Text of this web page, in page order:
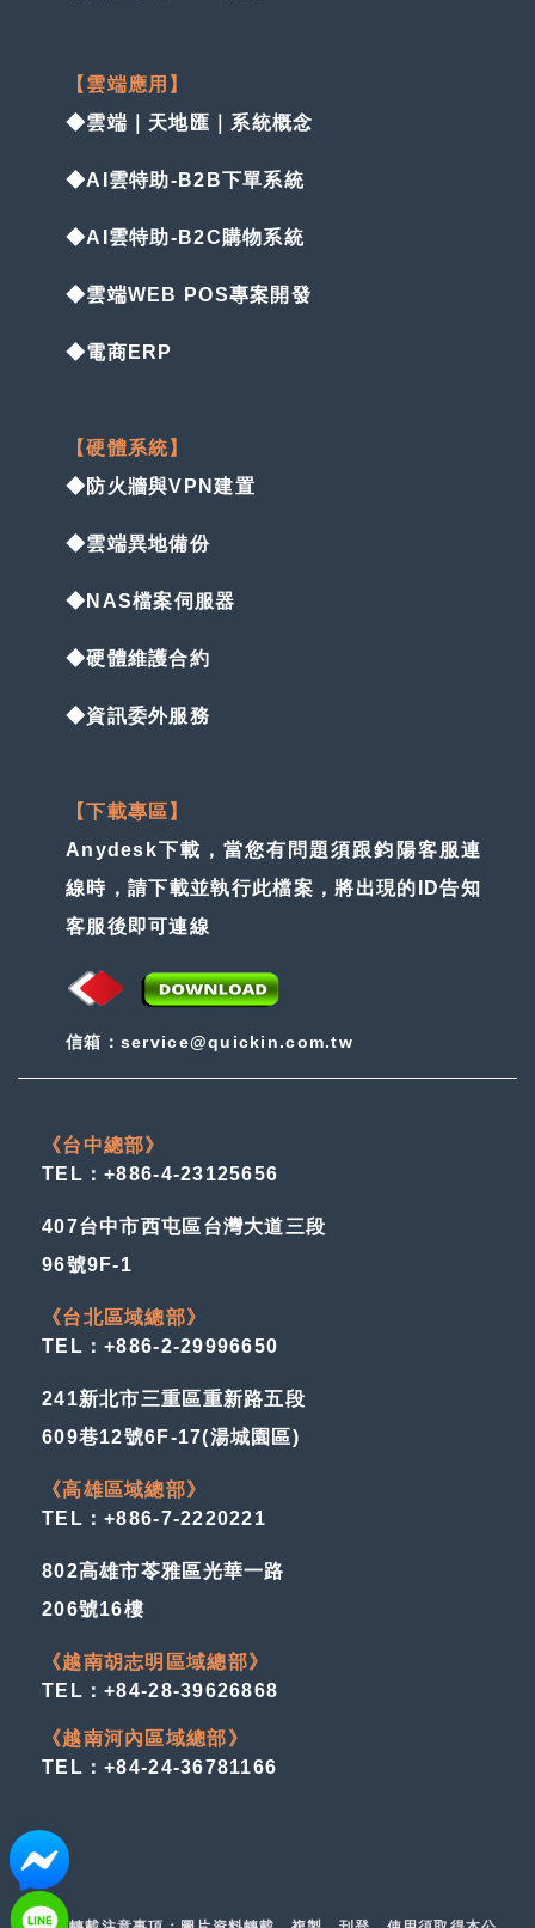
【雲端應用】
◆雲端｜天地匯｜系統概念
◆AI雲特助-B2B下單系統
◆AI雲特助-B2C購物系統
◆雲端WEB POS專案開發
◆電商ERP
【硬體系統】
◆防火牆與VPN建置
◆雲端異地備份
◆NAS檔案伺服器
◆硬體維護合約
◆資訊委外服務
【下載專區】
Anydesk下載，當您有問題須跟鈞陽客服連
線時，請下載並執行此檔案，將出現的ID告知
客服後即可連線
信箱：service@quickin.com.tw
《台中總部》
TEL：+886-4-23125656
407台中市西屯區台灣大道三段
96號9F-1
《台北區域總部》
TEL：+886-2-29996650
241新北市三重區重新路五段
609巷12號6F-17(湯城園區)
《高雄區域總部》
TEL：+886-7-2220221
802高雄市苓雅區光華一路
206號16樓
《越南胡志明區域總部》
TEL：+84-28-39626868
《越南河內區域總部》
TEL：+84-24-36781166